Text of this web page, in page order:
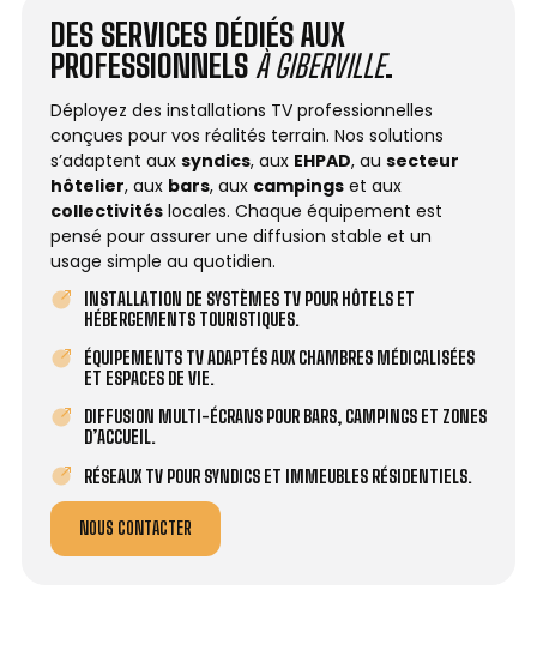
DES SERVICES DÉDIÉS AUX
PROFESSIONNELS À GIBERVILLE.
Déployez des installations TV professionnelles
conçues pour vos réalités terrain. Nos solutions
s’adaptent aux syndics, aux EHPAD, au secteur
hôtelier, aux bars, aux campings et aux
collectivités locales. Chaque équipement est
pensé pour assurer une diffusion stable et un
usage simple au quotidien.
INSTALLATION DE SYSTÈMES TV POUR HÔTELS ET
HÉBERGEMENTS TOURISTIQUES.
ÉQUIPEMENTS TV ADAPTÉS AUX CHAMBRES MÉDICALISÉES
ET ESPACES DE VIE.
DIFFUSION MULTI-ÉCRANS POUR BARS, CAMPINGS ET ZONES
D’ACCUEIL.
RÉSEAUX TV POUR SYNDICS ET IMMEUBLES RÉSIDENTIELS.
NOUS CONTACTER